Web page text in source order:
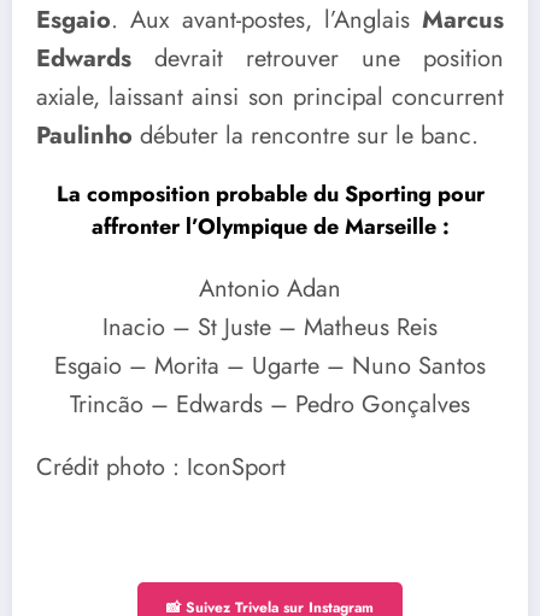
Esgaio. Aux avant-postes, l’Anglais Marcus
Edwards devrait retrouver une position
axiale, laissant ainsi son principal concurrent
Paulinho débuter la rencontre sur le banc.
La composition probable du Sporting pour
affronter l’Olympique de Marseille :
Antonio Adan
Inacio – St Juste – Matheus Reis
Esgaio – Morita – Ugarte – Nuno Santos
Trincão – Edwards – Pedro Gonçalves
Crédit photo : IconSport
📸 Suivez Trivela sur Instagram